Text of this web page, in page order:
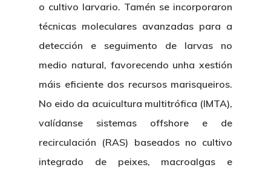
o cultivo larvario. Tamén se incorporaron
técnicas moleculares avanzadas para a
detección e seguimento de larvas no
medio natural, favorecendo unha xestión
máis eficiente dos recursos marisqueiros.
No eido da acuicultura multitrófica (IMTA),
valídanse sistemas offshore e de
recirculación (RAS) baseados no cultivo
integrado de peixes, macroalgas e